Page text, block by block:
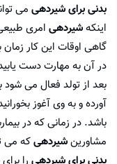
بدنی برای شیردهی می
اینکهشیردهی امری
گاهی اوقات این کار زمان
بعد از تولد فعال می شود
آورده و به وی آغوز
باشد. در زمانی که در
مشاورینشیردهیکه می
بدنی برای شیردهی را